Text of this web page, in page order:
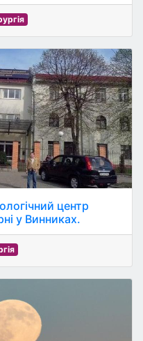
центр
у Винниках.